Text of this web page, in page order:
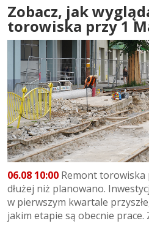
Zobacz, jak
torowiska przy 1
06.08 10:00 Remont torowiska
dłużej niż planowano.
w pierwszym kwartale
jakim etapie są obecnie prace.